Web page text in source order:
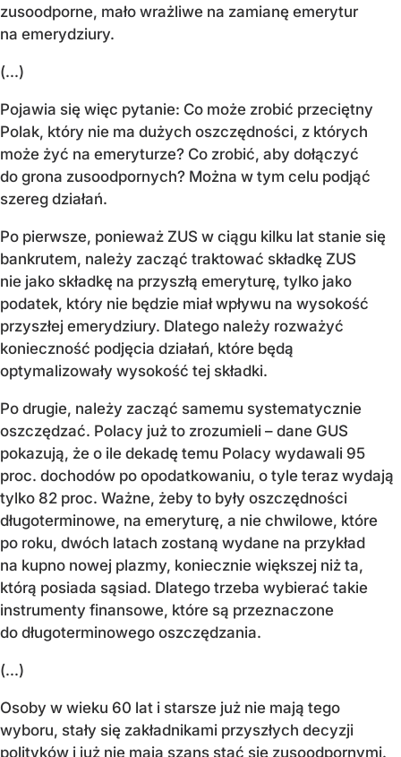
zusoodporne, mało wrażliwe na zamianę emerytur
na emerydziury.
(...)
Pojawia się więc pytanie: Co może zrobić przeciętny
Polak, który nie ma dużych oszczędności, z których
może żyć na emeryturze? Co zrobić, aby dołączyć
do grona zusoodpornych? Można w tym celu podjąć
szereg działań.
Po pierwsze, ponieważ ZUS w ciągu kilku lat stanie się
bankrutem, należy zacząć traktować składkę ZUS
nie jako składkę na przyszłą emeryturę, tylko jako
podatek, który nie będzie miał wpływu na wysokość
przyszłej emerydziury. Dlatego należy rozważyć
konieczność podjęcia działań, które będą
optymalizowały wysokość tej składki.
Po drugie, należy zacząć samemu systematycznie
oszczędzać. Polacy już to zrozumieli – dane GUS
pokazują, że o ile dekadę temu Polacy wydawali 95
proc. dochodów po opodatkowaniu, o tyle teraz wydają
tylko 82 proc. Ważne, żeby to były oszczędności
długoterminowe, na emeryturę, a nie chwilowe, które
po roku, dwóch latach zostaną wydane na przykład
na kupno nowej plazmy, koniecznie większej niż ta,
którą posiada sąsiad. Dlatego trzeba wybierać takie
instrumenty finansowe, które są przeznaczone
do długoterminowego oszczędzania.
(...)
Osoby w wieku 60 lat i starsze już nie mają tego
wyboru, stały się zakładnikami przyszłych decyzji
polityków i już nie mają szans stać się zusoodpornymi.